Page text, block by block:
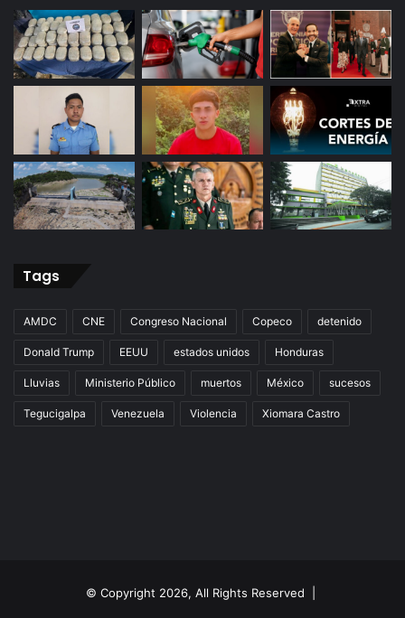
Tags
AMDC CNE Congreso Nacional Copeco detenido
Donald Trump EEUU estados unidos Honduras
Lluvias Ministerio Público muertos México sucesos
Tegucigalpa Venezuela Violencia Xiomara Castro
© Copyright 2026, All Rights Reserved |